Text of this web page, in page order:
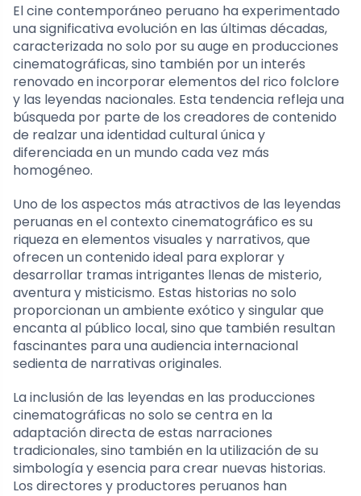
El cine contemporáneo peruano ha experimentado
una significativa evolución en las últimas décadas,
caracterizada no solo por su auge en producciones
cinematográficas, sino también por un interés
renovado en incorporar elementos del rico folclore
y las leyendas nacionales. Esta tendencia refleja una
búsqueda por parte de los creadores de contenido
de realzar una identidad cultural única y
diferenciada en un mundo cada vez más
homogéneo.
Uno de los aspectos más atractivos de las leyendas
peruanas en el contexto cinematográfico es su
riqueza en elementos visuales y narrativos, que
ofrecen un contenido ideal para explorar y
desarrollar tramas intrigantes llenas de misterio,
aventura y misticismo. Estas historias no solo
proporcionan un ambiente exótico y singular que
encanta al público local, sino que también resultan
fascinantes para una audiencia internacional
sedienta de narrativas originales.
La inclusión de las leyendas en las producciones
cinematográficas no solo se centra en la
adaptación directa de estas narraciones
tradicionales, sino también en la utilización de su
simbología y esencia para crear nuevas historias.
Los directores y productores peruanos han